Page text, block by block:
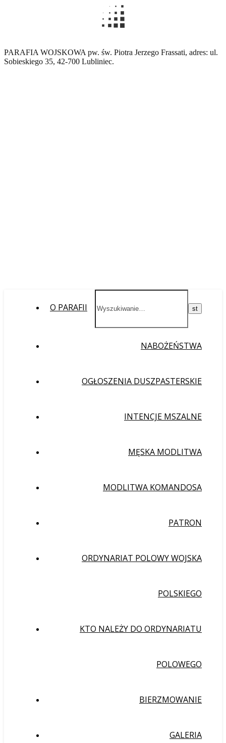
PARAFIA WOJSKOWA pw. św. Piotra Jerzego Frassati, adres: ul.
Sobieskiego 35, 42-700 Lubliniec.
O PARAFII
NABOŻEŃSTWA
OGŁOSZENIA DUSZPASTERSKIE
INTENCJE MSZALNE
MĘSKA MODLITWA
MODLITWA KOMANDOSA
PATRON
ORDYNARIAT POLOWY WOJSKA
POLSKIEGO
KTO NALEŻY DO ORDYNARIATU
POLOWEGO
BIERZMOWANIE
GALERIA